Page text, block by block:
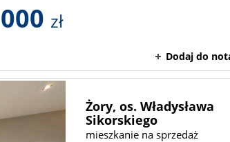
zł
Dodaj do
Żory, os. Władysława
Sikorskiego
mieszkanie na sprzedaż